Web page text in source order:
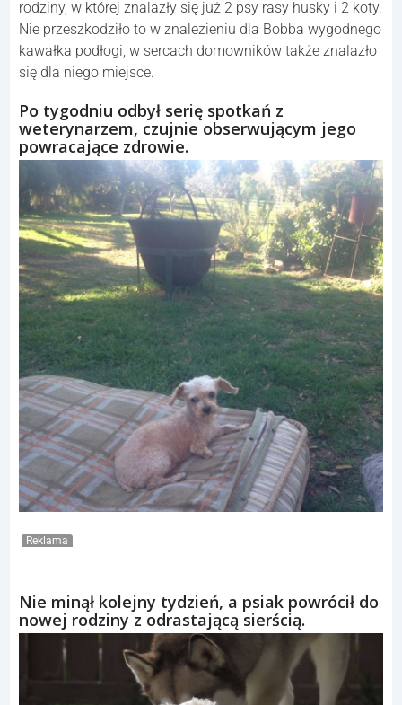
rodziny, w której znalazły się już 2 psy rasy husky i 2 koty.
Nie przeszkodziło to w znalezieniu dla Bobba wygodnego
kawałka podłogi, w sercach domowników także znalazło
się dla niego miejsce.
Po tygodniu odbył serię spotkań z
weterynarzem, czujnie obserwującym jego
powracające zdrowie.
Reklama
Nie minął kolejny tydzień, a psiak powrócił do
nowej rodziny z odrastającą sierścią.